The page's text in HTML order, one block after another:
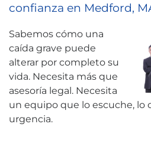
confianza en Medford,
Sabemos cómo una
caída grave puede
alterar por completo su
vida. Necesita más que
asesoría legal. Necesita
un equipo que lo escuche, lo
urgencia.